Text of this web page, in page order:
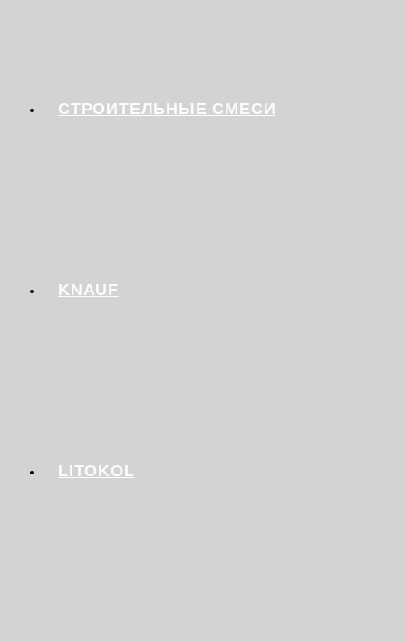
СТРОИТЕЛЬНЫЕ СМЕСИ
KNAUF
LITOKOL